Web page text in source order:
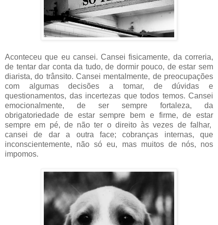
Aconteceu que eu cansei. Cansei fisicamente, da correria,
de tentar dar conta da tudo, de dormir pouco, de estar sem
diarista, do trânsito. Cansei mentalmente, de preocupações
com algumas decisões a tomar, de dúvidas e
questionamentos, das incertezas que todos temos. Cansei
emocionalmente, de ser sempre fortaleza, da
obrigatoriedade de estar sempre bem e firme, de estar
sempre em pé, de não ter o direito às vezes de falhar,
cansei de dar a outra face; cobranças internas, que
inconscientemente, não só eu, mas muitos de nós, nos
impomos.